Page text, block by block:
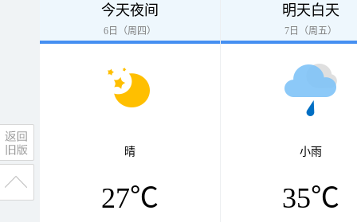
今天夜间
6日（周四）
晴
27℃
明天白天
7日（周五）
小雨
35℃